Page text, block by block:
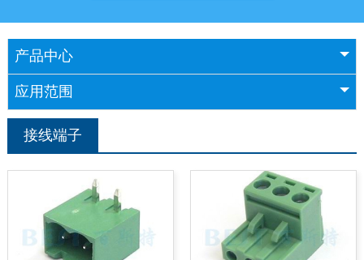
产品中心
应用范围
接线端子